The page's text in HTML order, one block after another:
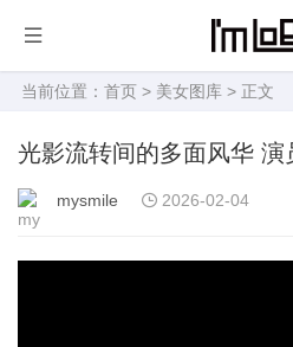
当前位置： 首页 > 美女图库 > 正文
光影流转间的多面风华
mysmile 2026-02-04